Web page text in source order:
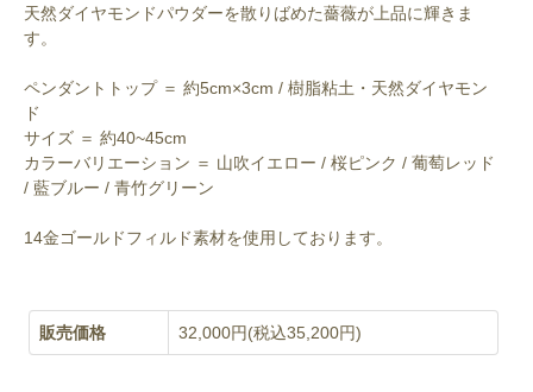
天然ダイヤモンドパウダーを散りばめた薔薇が上品に輝きま
す。
ペンダントトップ ＝ 約5cm×3cm / 樹脂粘土・天然ダイヤモン
ド
サイズ ＝ 約40~45cm
カラーバリエーション ＝ 山吹イエロー / 桜ピンク / 葡萄レッド
/ 藍ブルー / 青竹グリーン
14金ゴールドフィルド素材を使用しております。
販売価格 32,000円(税込35,200円)